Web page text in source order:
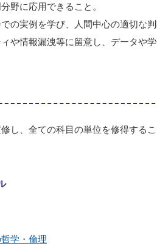
野に応用できること。
の実例を学び、人間中心の適切な
や情報漏洩等に留意し、データや
し、全ての科目の単位を修得する
学・倫理